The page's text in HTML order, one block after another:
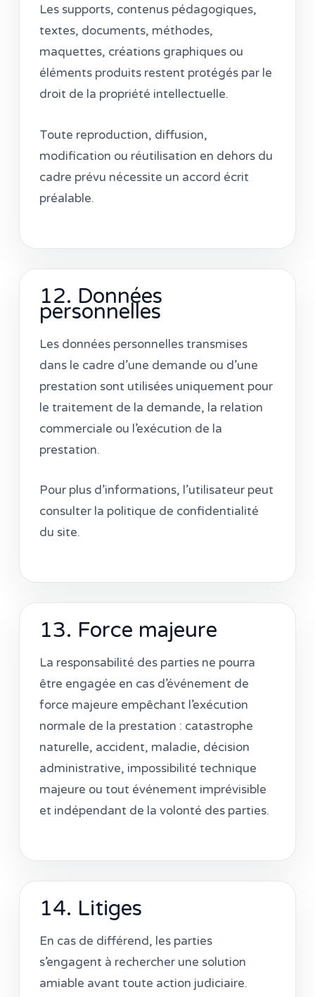
Les supports, contenus pédagogiques,
textes, documents, méthodes,
maquettes, créations graphiques ou
éléments produits restent protégés par le
droit de la propriété intellectuelle.
Toute reproduction, diffusion,
modification ou réutilisation en dehors du
cadre prévu nécessite un accord écrit
préalable.
12. Données
personnelles
Les données personnelles transmises
dans le cadre d’une demande ou d’une
prestation sont utilisées uniquement pour
le traitement de la demande, la relation
commerciale ou l’exécution de la
prestation.
Pour plus d’informations, l’utilisateur peut
consulter la politique de confidentialité
du site.
13. Force majeure
La responsabilité des parties ne pourra
être engagée en cas d’événement de
force majeure empêchant l’exécution
normale de la prestation : catastrophe
naturelle, accident, maladie, décision
administrative, impossibilité technique
majeure ou tout événement imprévisible
et indépendant de la volonté des parties.
14. Litiges
En cas de différend, les parties
s’engagent à rechercher une solution
amiable avant toute action judiciaire.